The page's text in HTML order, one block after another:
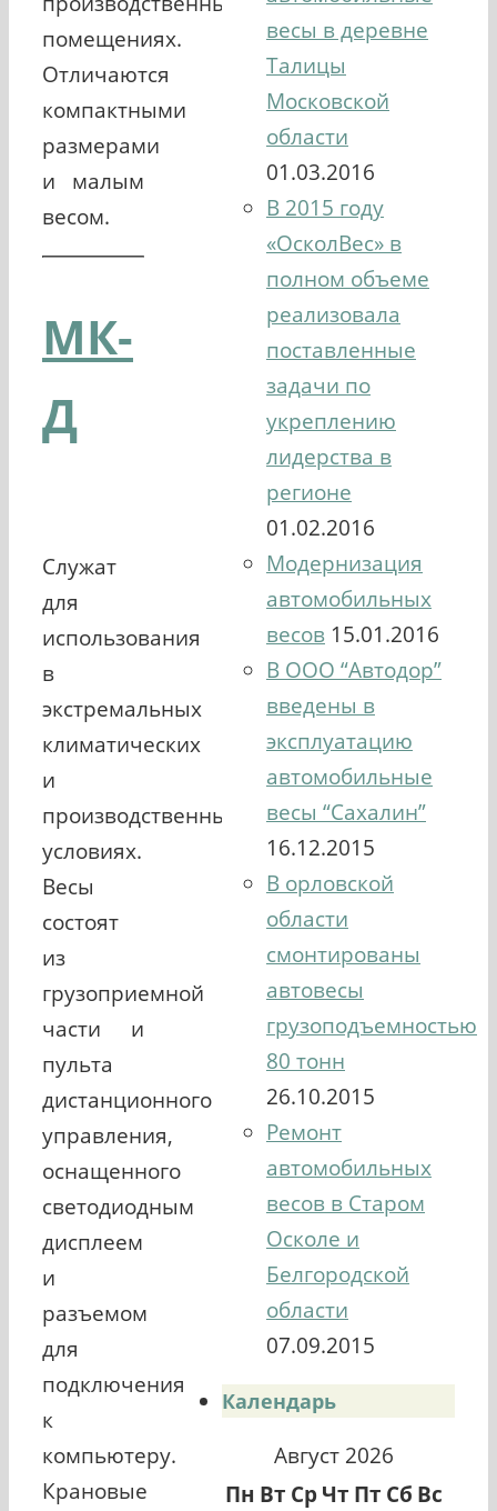
помещениях.
Отличаются
компактными
размерами
и малым
весом.
МК-
Д
Служат
для
использования
в
экстремальных
климатических
и
производственных
условиях.
Весы
состоят
из
грузоприемной
части и
пульта
дистанционного
управления,
оснащенного
светодиодным
дисплеем
и
разъемом
для
подключения
к
компьютеру.
Крановые
весы в деревне
Талицы
Московской
области
01.03.2016
В 2015 году
«ОсколВес» в
полном объеме
реализовала
поставленные
задачи по
укреплению
лидерства в
регионе
01.02.2016
Модернизация
автомобильных
весов 15.01.2016
В ООО “Автодор”
введены в
эксплуатацию
автомобильные
весы “Сахалин”
16.12.2015
В орловской
области
смонтированы
автовесы
грузоподъемностью
80 тонн
26.10.2015
Ремонт
автомобильных
весов в Старом
Осколе и
Белгородской
области
07.09.2015
Календарь
Август 2026
Пн Вт СрЧт Пт Сб Вс